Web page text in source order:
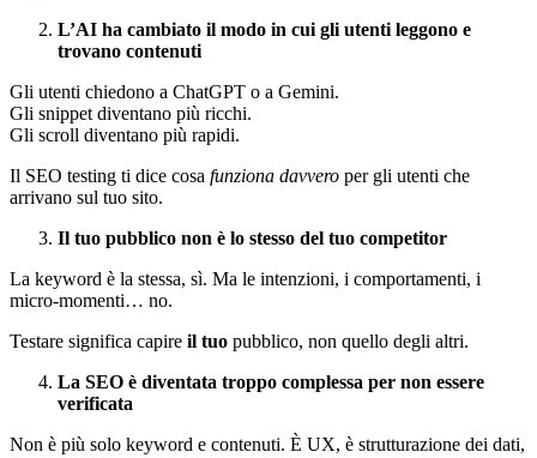
L’AI ha cambiato il modo in cui gli utenti leggono e
trovano contenuti
Gli utenti chiedono a ChatGPT o a Gemini.
Gli snippet diventano più ricchi.
Gli scroll diventano più rapidi.
Il SEO testing ti dice cosa funziona davvero per gli utenti che
arrivano sul tuo sito.
Il tuo pubblico non è lo stesso del tuo competitor
La keyword è la stessa, sì. Ma le intenzioni, i comportamenti, i
micro-momenti… no.
Testare significa capire il tuo pubblico, non quello degli altri.
La SEO è diventata troppo complessa per non essere
verificata
Non è più solo keyword e contenuti. È UX, è strutturazione dei dati,